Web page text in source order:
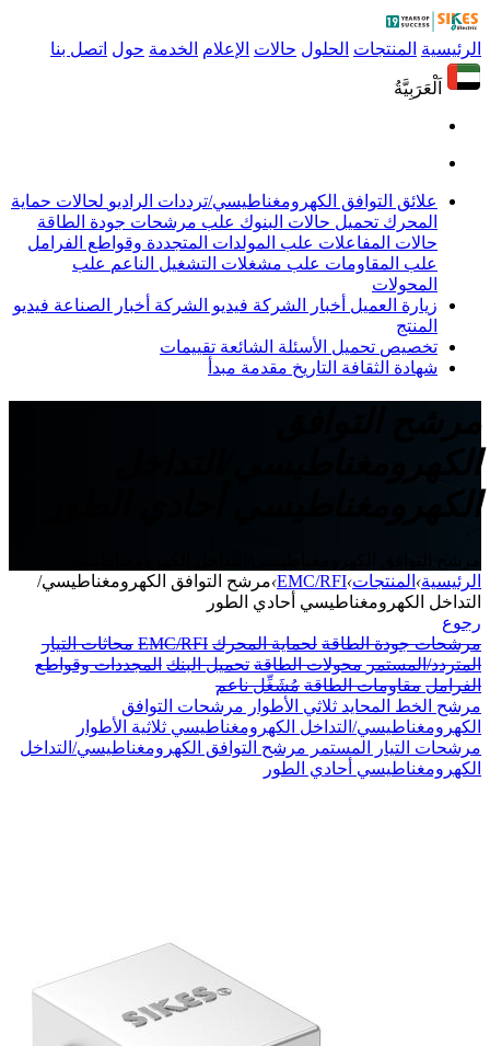
الرئيسية المنتجات الحلول حالات الإعلام الخدمة حول اتصل بنا
اَلْعَرَبِيَّةُ
علائق التوافق الكهرومغناطيسي/ترددات الراديو لحالات حماية
المحرك تحميل حالات البنوك علب مرشحات جودة الطاقة
حالات المفاعلات علب المولدات المتجددة وقواطع الفرامل
علب المقاومات علب مشغلات التشغيل الناعم علب
المحولات
زيارة العميل أخبار الشركة فيديو الشركة أخبار الصناعة فيديو
المنتج
تخصيص تحميل الأسئلة الشائعة تقييمات
شهادة الثقافة التاريخ مقدمة مبدأ
الرئيسية› المنتجات›
EMC/RFI
›مرشح التوافق الكهرومغناطيسي/
التداخل الكهرومغناطيسي أحادي الطور
رجوع
مرشحات جودة الطاقة لحماية المحرك EMC/RFI محاثات التيار
المتردد/المستمر محولات الطاقة تحميل البنك المجددات وقواطع
الفرامل مقاومات الطاقة مُشَغِّل ناعم
مرشح الخط المحايد ثلاثي الأطوار مرشحات التوافق
الكهرومغناطيسي/التداخل الكهرومغناطيسي ثلاثية الأطوار
مرشحات التيار المستمر مرشح التوافق الكهرومغناطيسي/التداخل
الكهرومغناطيسي أحادي الطور